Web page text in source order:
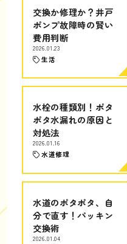
交換か修理か？井戸
ポンプ故障時の賢い
費用判断
2026.01.23
生活
水栓の種類別！ポタ
ポタ水漏れの原因と
対処法
2026.01.16
水道修理
水道のポタポタ、自
分で直す！パッキン
交換術
2026.01.04